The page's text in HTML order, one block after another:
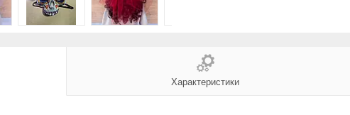
Характеристики